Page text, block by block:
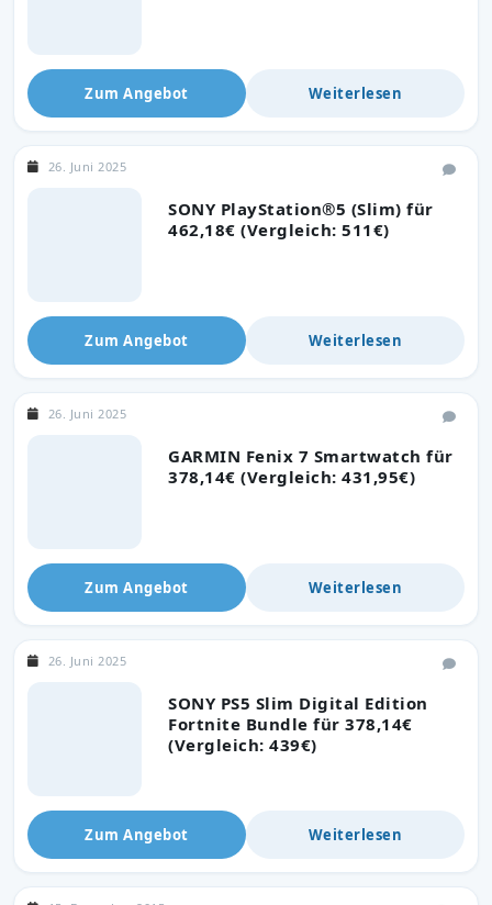
Zum Angebot Weiterlesen
SONY PlayStation®5 (Slim) für
462,18€ (Vergleich: 511€)
26. Juni 2025
Zum Angebot Weiterlesen
GARMIN Fenix 7 Smartwatch für
378,14€ (Vergleich: 431,95€)
26. Juni 2025
Zum Angebot Weiterlesen
SONY PS5 Slim Digital Edition
Fortnite Bundle für 378,14€
(Vergleich: 439€)
26. Juni 2025
Zum Angebot Weiterlesen